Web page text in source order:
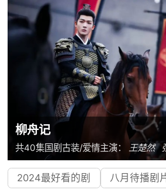
柳舟记
共40集国剧古装/爱情主演： 王楚然
2024最好看的剧 八月待播剧